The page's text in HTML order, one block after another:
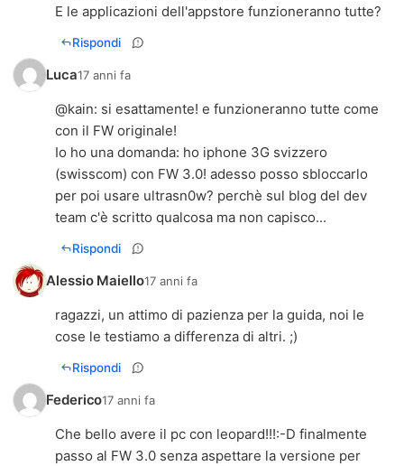
E le applicazioni dell'appstore funzioneranno tutte?
Rispondi
Luca17 anni fa
@kain: si esattamente! e funzioneranno tutte come
con il FW originale!
Io ho una domanda: ho iphone 3G svizzero
(swisscom) con FW 3.0! adesso posso sbloccarlo
per poi usare ultrasn0w? perchè sul blog del dev
team c'è scritto qualcosa ma non capisco...
Rispondi
Alessio Maiello17 anni fa
ragazzi, un attimo di pazienza per la guida, noi le
cose le testiamo a differenza di altri. ;)
Rispondi
Federico17 anni fa
Che bello avere il pc con leopard!!!:-D finalmente
passo al FW 3.0 senza aspettare la versione per